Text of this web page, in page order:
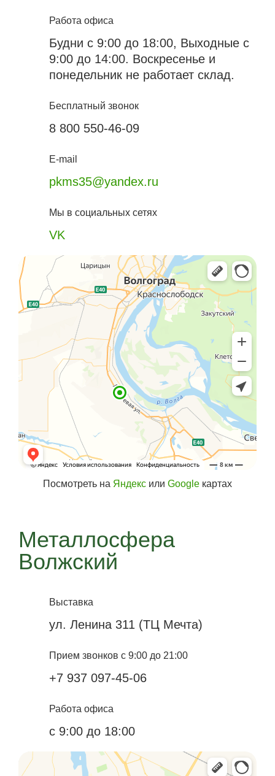
Работа офиса
Будни с 9:00 до 18:00, Выходные с
9:00 до 14:00. Воскресенье и
понедельник не работает склад.
Бесплатный звонок
8 800 550-46-09
E-mail
pkms35@yandex.ru
Мы в социальных сетях
VK
Посмотреть на Яндекс или Google картах
Металлосфера
Волжский
Выставка
ул. Ленина 311 (ТЦ Мечта)
Прием звонков с 9:00 до 21:00
+7 937 097-45-06
Работа офиса
с 9:00 до 18:00